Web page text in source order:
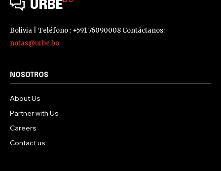
URBE
Bolivia | Teléfono : +591 76090008 Contáctanos:
notas@urbe.bo
NOSOTROS
About Us
Partner with Us
Careers
Contact us